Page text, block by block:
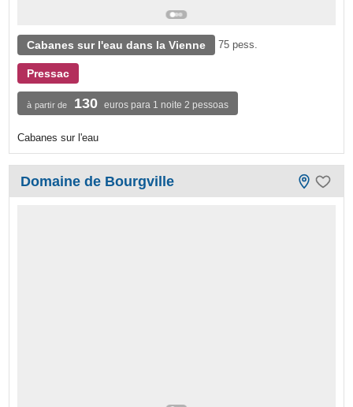
Cabanes sur l'eau dans la Vienne 75 pess.
Pressac
à partir de 130 euros para 1 noite 2 pessoas
Cabanes sur l'eau
Domaine de Bourgville